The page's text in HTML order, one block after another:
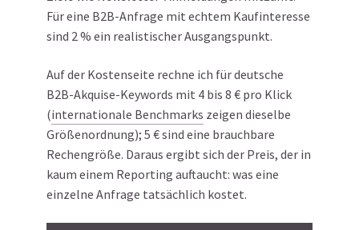
Für eine B2B-Anfrage mit echtem Kaufinteresse
sind 2 % ein realistischer Ausgangspunkt.
Auf der Kostenseite rechne ich für deutsche
B2B-Akquise-Keywords mit 4 bis 8 € pro Klick
(internationale Benchmarks zeigen dieselbe
Größenordnung); 5 € sind eine brauchbare
Rechengröße. Daraus ergibt sich der Preis, der in
kaum einem Reporting auftaucht: was eine
einzelne Anfrage tatsächlich kostet.